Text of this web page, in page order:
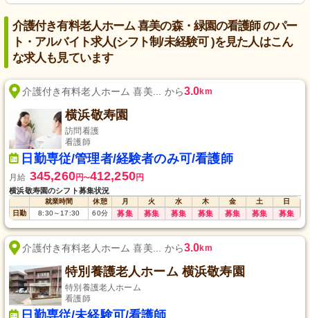
介護付き有料老人ホーム 喜美の森・緑園の看護師 のパー
ト・アルバイト求人(シフト制/未経験可 )を見た人はこん
な求人も見ています
介護付き有料老人ホーム 喜美... から3.0km
横浜敬寿園
訪問看護
看護師
日勤専従/管理者/経験者のみ可/看護師
月給 345,260円〜412,250円
横浜敬寿園のシフト募集状況
就業時間 休憩 月 火 水 木 金 土
日
日勤
8:30～17:30 60分 募集 募集 募集 募集 募集 募集 募集
介護付き有料老人ホーム 喜美... から3.0km
特別養護老人ホーム 横浜敬寿園
特別養護老人ホーム
看護師